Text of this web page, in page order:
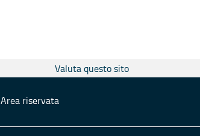
Valuta questo sito
Area riservata